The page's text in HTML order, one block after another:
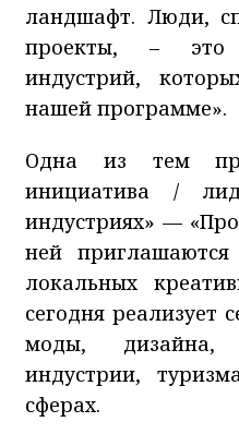
ландшафт. Люди,
проекты, – это
индустрий,
нашей программе».
Одна из тем
инициатива /
индустриях» —
ней
локальных
сегодня реализует
моды, дизайна,
индустрии,
сферах.